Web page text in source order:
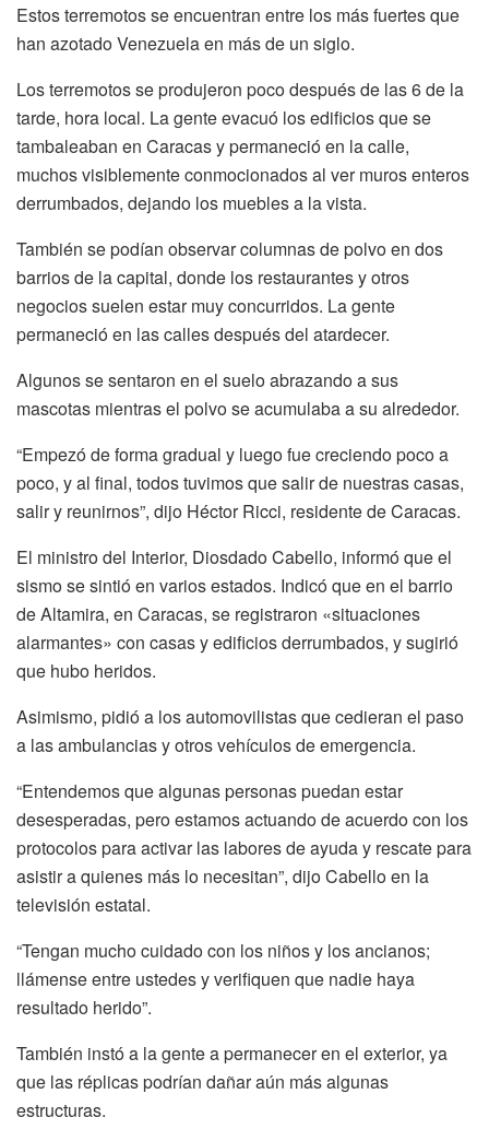
Estos terremotos se encuentran entre los más fuertes que
han azotado Venezuela en más de un siglo.
Los terremotos se produjeron poco después de las 6 de la
tarde, hora local. La gente evacuó los edificios que se
tambaleaban en Caracas y permaneció en la calle,
muchos visiblemente conmocionados al ver muros enteros
derrumbados, dejando los muebles a la vista.
También se podían observar columnas de polvo en dos
barrios de la capital, donde los restaurantes y otros
negocios suelen estar muy concurridos. La gente
permaneció en las calles después del atardecer.
Algunos se sentaron en el suelo abrazando a sus
mascotas mientras el polvo se acumulaba a su alrededor.
“Empezó de forma gradual y luego fue creciendo poco a
poco, y al final, todos tuvimos que salir de nuestras casas,
salir y reunirnos”, dijo Héctor Ricci, residente de Caracas.
El ministro del Interior, Diosdado Cabello, informó que el
sismo se sintió en varios estados. Indicó que en el barrio
de Altamira, en Caracas, se registraron «situaciones
alarmantes» con casas y edificios derrumbados, y sugirió
que hubo heridos.
Asimismo, pidió a los automovilistas que cedieran el paso
a las ambulancias y otros vehículos de emergencia.
“Entendemos que algunas personas puedan estar
desesperadas, pero estamos actuando de acuerdo con los
protocolos para activar las labores de ayuda y rescate para
asistir a quienes más lo necesitan”, dijo Cabello en la
televisión estatal.
“Tengan mucho cuidado con los niños y los ancianos;
llámense entre ustedes y verifiquen que nadie haya
resultado herido”.
También instó a la gente a permanecer en el exterior, ya
que las réplicas podrían dañar aún más algunas
estructuras.